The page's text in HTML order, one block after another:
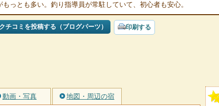
もっとも多い。釣り指導員が常駐していて、初心者も安心。
チコミを投稿する（ブログパーツ） 印刷する
動画・写真 地図・周辺の宿